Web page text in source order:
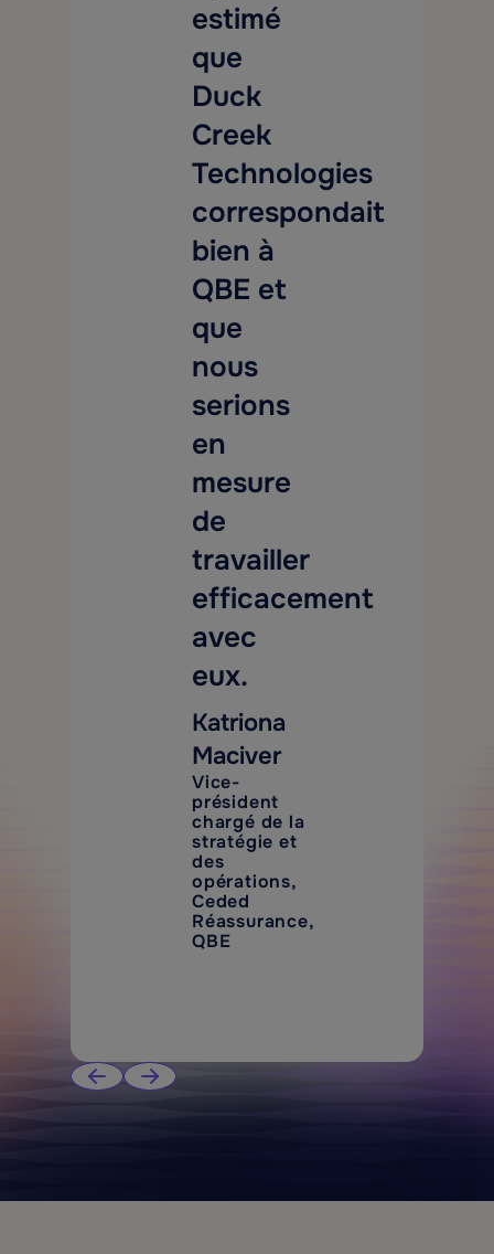
estimé
que
Duck
Creek
Technologies
correspondait
bien à
QBE et
que
nous
serions
en
mesure
de
travailler
efficacement
avec
eux.
Katriona
Maciver
Vice-
président
chargé de la
stratégie et
des
opérations,
Ceded
Réassurance,
QBE